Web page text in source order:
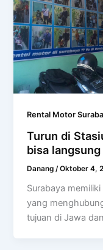
Rental Motor
Turun di
bisa
Danang /Oktober 4,
Surabaya
yang
tujuan di Jawa